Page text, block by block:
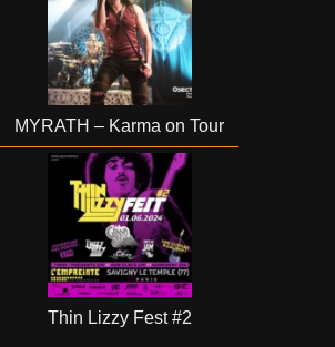
MYRATH – Karma on Tour
Thin Lizzy Fest #2